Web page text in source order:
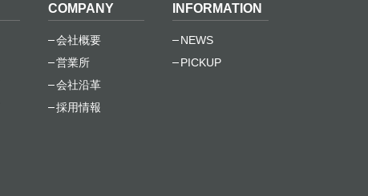
COMPANY
会社概要
営業所
会社沿革
採用情報
INFORMATION
NEWS
PICKUP